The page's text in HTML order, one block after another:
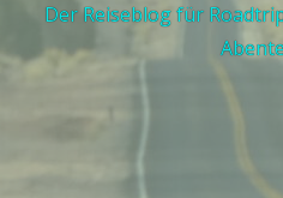
Der Reiseblog für